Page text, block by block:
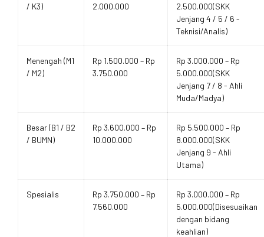
/ K3)
2.000.000
2.500.000(SKK
Jenjang 4 / 5 / 6 -
Teknisi/Analis)
Menengah (M1
/ M2)
Rp 1.500.000 – Rp
3.750.000
Rp 3.000.000 – Rp
5.000.000(SKK
Jenjang 7 / 8 - Ahli
Muda/Madya)
Besar (B1 / B2
/ BUMN)
Rp 3.600.000 – Rp
10.000.000
Rp 5.500.000 – Rp
8.000.000(SKK
Jenjang 9 - Ahli
Utama)
Spesialis
Rp 3.750.000 – Rp
7.560.000
Rp 3.000.000 – Rp
5.000.000(Disesuaikan
dengan bidang
keahlian)